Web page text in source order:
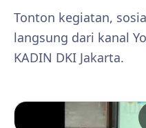
Tonton kegiatan,
langsung dari kanal
KADIN DKI Jakarta.